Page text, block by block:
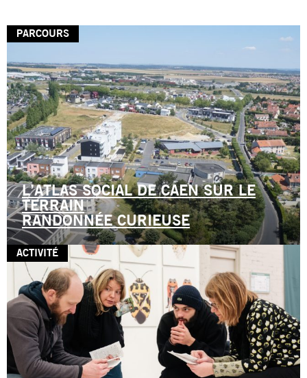
PARCOURS
L’ATLAS SOCIAL DE CAEN SUR LE
TERRAIN
RANDONNÉE CURIEUSE
ACTIVITÉ